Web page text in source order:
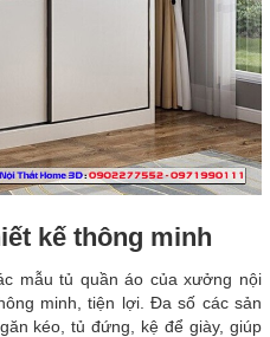
kế thông minh
mẫu tủ quần áo của xưởng nội
minh, tiện lợi. Đa số các sản
kéo, tủ đứng, kệ để giày, giúp